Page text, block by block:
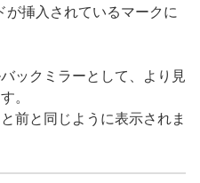
挿入されているマークに
ックミラーとして、より見
。
前と同じように表示されま